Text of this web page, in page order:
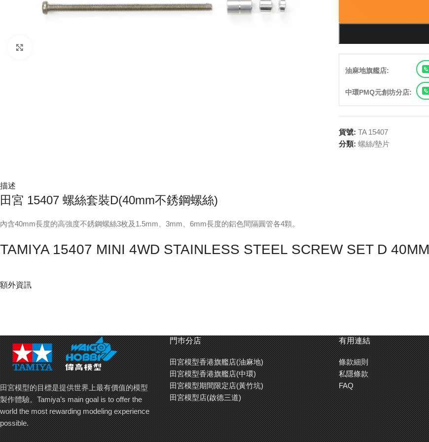
油麻地旗艦店:
中環PMQ元創坊分店:
貨號: TA 15407
分類: 螺絲/墊片
描述
田宮 15407 螺絲套裝D(40mm不銹鋼螺絲)
內含40mm長度的高強度不銹鋼螺絲3枚及1.5mm、3mm、6mm長度的鋁色間隔圓管各4顆。
TAMIYA 15407 MINI 4WD STAINLESS STEEL SCREW SET D 40MM
額外資訊
田宮模型的目標是提供世界上最有價值的模型
製作體驗。Tamiya’s main goal is to offer the
world the most rewarding modeling experience
possible.
門巿分店
田宮模型香港旗艦店(油麻地)
田宮模型香港旗艦店(中環)
田宮模型期間限定店(黃竹坑)
田宮模型店(啟德三道)
有用連結
條款細則
私隱條款
FAQ